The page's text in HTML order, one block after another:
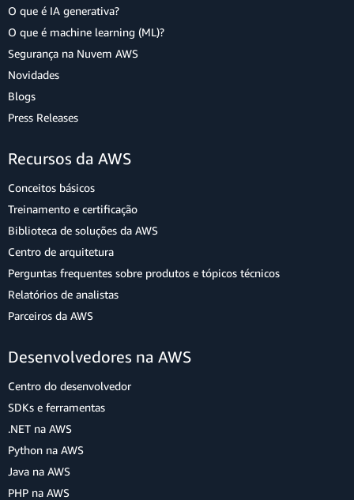
O que é IA generativa?
O que é machine learning (ML)?
Segurança na Nuvem AWS
Novidades
Blogs
Press Releases
Recursos da AWS
Conceitos básicos
Treinamento e certificação
Biblioteca de soluções da AWS
Centro de arquitetura
Perguntas frequentes sobre produtos e tópicos técnicos
Relatórios de analistas
Parceiros da AWS
Desenvolvedores na AWS
Centro do desenvolvedor
SDKs e ferramentas
.NET na AWS
Python na AWS
Java na AWS
PHP na AWS